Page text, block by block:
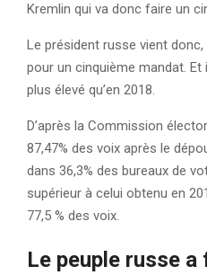
Kremlin qui va donc faire un
Le président russe vient donc,
pour un cinquième mandat.
plus élevé qu’en 2018.
D’après la Commission
87,47% des voix après le
dans 36,3% des bureaux de
supérieur à celui obtenu en
77,5 % des voix.
Le peuple russe